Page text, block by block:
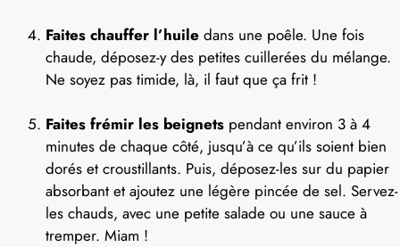
Faites chauffer l’huile dans une poêle. Une fois
chaude, déposez-y des petites cuillerées du mélange.
Ne soyez pas timide, là, il faut que ça frit !
Faites frémir les beignets pendant environ 3 à 4
minutes de chaque côté, jusqu’à ce qu’ils soient bien
dorés et croustillants. Puis, déposez-les sur du papier
absorbant et ajoutez une légère pincée de sel. Servez-
les chauds, avec une petite salade ou une sauce à
tremper. Miam !